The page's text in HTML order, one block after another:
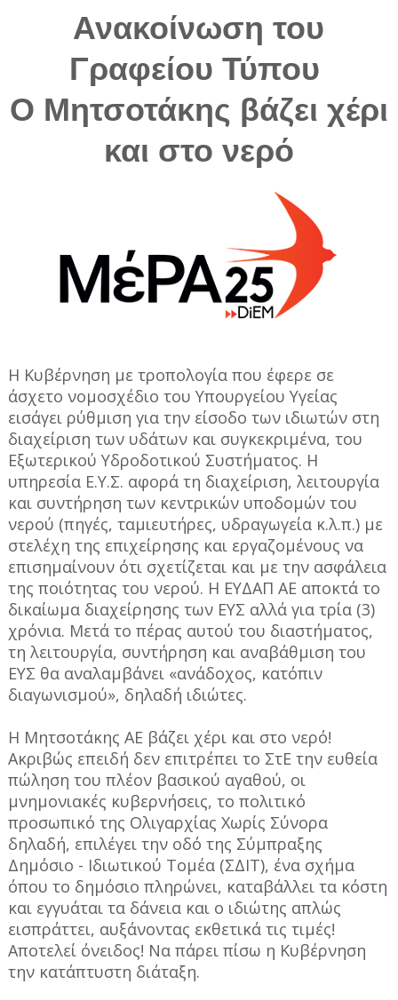
Ανακοίνωση του
Γραφείου Τύπου
Ο Μητσοτάκης βάζει χέρι
και στο νερό
Η Κυβέρνηση με τροπολογία που έφερε σε
άσχετο νομοσχέδιο του Υπουργείου Υγείας
εισάγει ρύθμιση για την είσοδο των ιδιωτών στη
διαχείριση των υδάτων και συγκεκριμένα, του
Εξωτερικού Υδροδοτικού Συστήματος. Η
υπηρεσία Ε.Υ.Σ. αφορά τη διαχείριση, λειτουργία
και συντήρηση των κεντρικών υποδομών του
νερού (πηγές, ταμιευτήρες, υδραγωγεία κ.λ.π.) με
στελέχη της επιχείρησης και εργαζομένους να
επισημαίνουν ότι σχετίζεται και με την ασφάλεια
της ποιότητας του νερού. Η ΕΥΔΑΠ ΑΕ αποκτά το
δικαίωμα διαχείρησης των ΕΥΣ αλλά για τρία (3)
χρόνια. Μετά το πέρας αυτού του διαστήματος,
τη λειτουργία, συντήρηση και αναβάθμιση του
ΕΥΣ θα αναλαμβάνει «ανάδοχος, κατόπιν
διαγωνισμού», δηλαδή ιδιώτες.
Η Μητσοτάκης ΑΕ βάζει χέρι και στο νερό!
Ακριβώς επειδή δεν επιτρέπει το ΣτΕ την ευθεία
πώληση του πλέον βασικού αγαθού, οι
μνημονιακές κυβερνήσεις, το πολιτικό
προσωπικό της Ολιγαρχίας Χωρίς Σύνορα
δηλαδή, επιλέγει την οδό της Σύμπραξης
Δημόσιο - Ιδιωτικού Τομέα (ΣΔΙΤ), ένα σχήμα
όπου το δημόσιο πληρώνει, καταβάλλει τα κόστη
και εγγυάται τα δάνεια και ο ιδιώτης απλώς
εισπράττει, αυξάνοντας εκθετικά τις τιμές!
Αποτελεί όνειδος! Να πάρει πίσω η Κυβέρνηση
την κατάπτυστη διάταξη.